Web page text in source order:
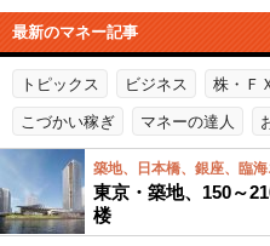
最新のマネー記事
トピックス ビジネス 株・Ｆ
こづかい稼ぎ マネーの達人
築地、日本橋、銀座、臨
東京・築地、150～
楼